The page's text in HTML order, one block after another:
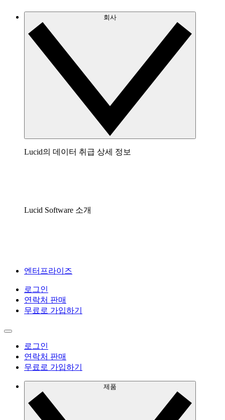
회사
Lucid의 데이터 취급 상세 정보
Lucid Software 소개
엔터프라이즈
로그인
연락처 판매
무료로 가입하기
로그인
연락처 판매
무료로 가입하기
제품